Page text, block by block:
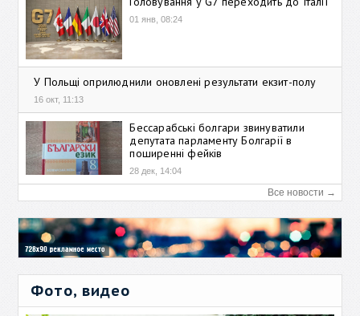
01 янв, 08:24
У Польщі оприлюднили оновлені результати екзит-полу
16 окт, 11:13
Бессарабські болгари звинуватили
депутата парламенту Болгарії в
поширенні фейків
28 дек, 14:04
Все новости →
Фото, видео